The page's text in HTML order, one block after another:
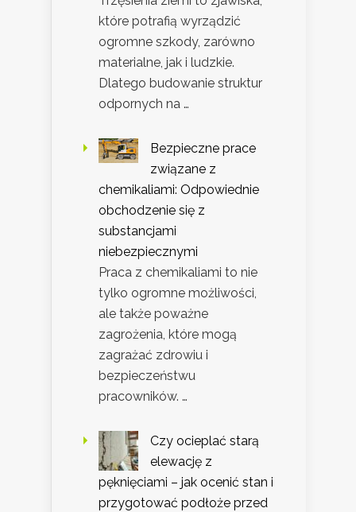
które potrafią wyrządzić
ogromne szkody, zarówno
materialne, jak i ludzkie.
Dlatego budowanie struktur
odpornych na …
Bezpieczne prace
związane z
chemikaliami: Odpowiednie
obchodzenie się z
substancjami
niebezpiecznymi
Praca z chemikaliami to nie
tylko ogromne możliwości,
ale także poważne
zagrożenia, które mogą
zagrażać zdrowiu i
bezpieczeństwu
pracowników. …
Czy ocieplać starą
elewację z
pęknięciami – jak ocenić stan i
przygotować podłoże przed